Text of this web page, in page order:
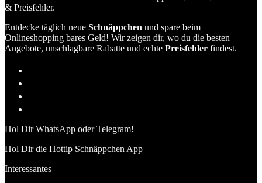
& Preisfehler.
Entdecke täglich neue Schnäppchen und spare beim
Onlineshopping bares Geld! Wir zeigen dir, wo du die besten
Angebote, unschlagbare Rabatte und echte Preisfehler findest.
Hol Dir WhatsApp oder Telegram!
Hol Dir die Hottip Schnäppchen App
Interessantes